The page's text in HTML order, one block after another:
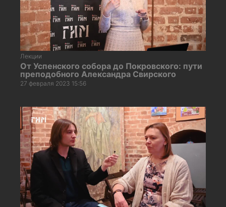
Лекции
От Успенского собора до Покровского: пути
преподобного Александра Свирского
27 февраля 2023 15:56